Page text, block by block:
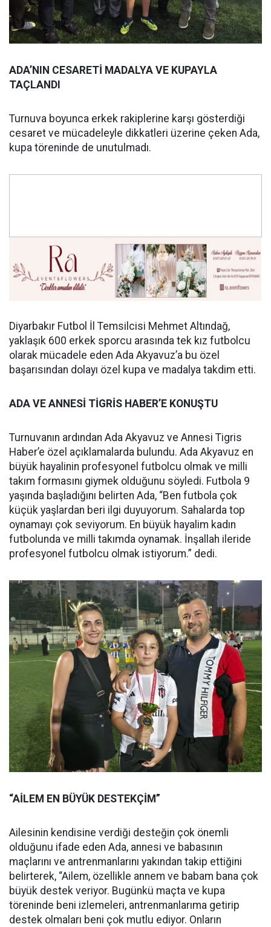
ADA’NIN CESARETİ MADALYA VE KUPAYLA
TAÇLANDI
Turnuva boyunca erkek rakiplerine karşı gösterdiği
cesaret ve mücadeleyle dikkatleri üzerine çeken Ada,
kupa töreninde de unutulmadı.
Diyarbakır Futbol İl Temsilcisi Mehmet Altındağ,
yaklaşık 600 erkek sporcu arasında tek kız futbolcu
olarak mücadele eden Ada Akyavuz’a bu özel
başarısından dolayı özel kupa ve madalya takdim etti.
ADA VE ANNESİ TİGRİS HABER’E KONUŞTU
Turnuvanın ardından Ada Akyavuz ve Annesi Tigris
Haber’e özel açıklamalarda bulundu. Ada Akyavuz en
büyük hayalinin profesyonel futbolcu olmak ve milli
takım formasını giymek olduğunu söyledi. Futbola 9
yaşında başladığını belirten Ada, “Ben futbola çok
küçük yaşlardan beri ilgi duyuyorum. Sahalarda top
oynamayı çok seviyorum. En büyük hayalim kadın
futbolunda ve milli takımda oynamak. İnşallah ileride
profesyonel futbolcu olmak istiyorum.” dedi.
“AİLEM EN BÜYÜK DESTEKÇİM”
Ailesinin kendisine verdiği desteğin çok önemli
olduğunu ifade eden Ada, annesi ve babasının
maçlarını ve antrenmanlarını yakından takip ettiğini
belirterek, “Ailem, özellikle annem ve babam bana çok
büyük destek veriyor. Bugünkü maçta ve kupa
töreninde beni izlemeleri, antrenmanlarıma getirip
destek olmaları beni çok mutlu ediyor. Onların